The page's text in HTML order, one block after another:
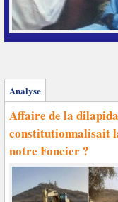
Analyse
Affaire de la
constitutionnalisait
notre Foncier ?